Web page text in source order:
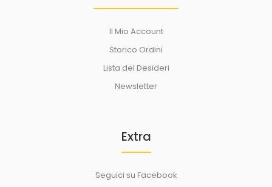
Il Mio Account
Storico Ordini
Lista dei Desideri
Newsletter
Extra
Seguici su Facebook